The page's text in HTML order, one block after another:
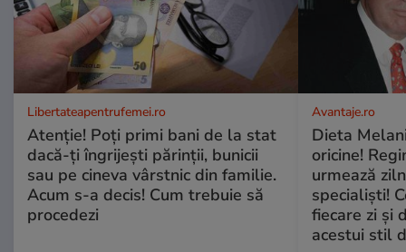
Libertateapentrufemei.ro
Atenție! Poți primi bani de la stat
dacă-ți îngrijești părinții, bunicii
sau pe cineva vârstnic din familie.
Acum s-a decis! Cum trebuie să
procedezi
Avantaje.ro
Dieta
oricine!
urmează
specialiști!
fiecare zi și
acestui stil